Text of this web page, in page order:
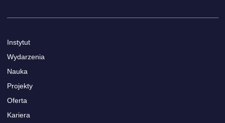
Instytut
Wydarzenia
Nauka
Projekty
Oferta
Kariera